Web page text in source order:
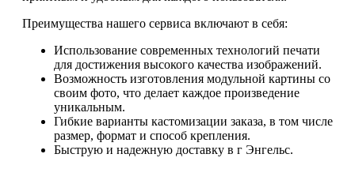
Преимущества нашего сервиса включают в себя:
Использование современных технологий печати
для достижения высокого качества изображений.
Возможность изготовления модульной картины со
своим фото, что делает каждое произведение
уникальным.
Гибкие варианты кастомизации заказа, в том числе
размер, формат и способ крепления.
Быструю и надежную доставку в г Энгельс.